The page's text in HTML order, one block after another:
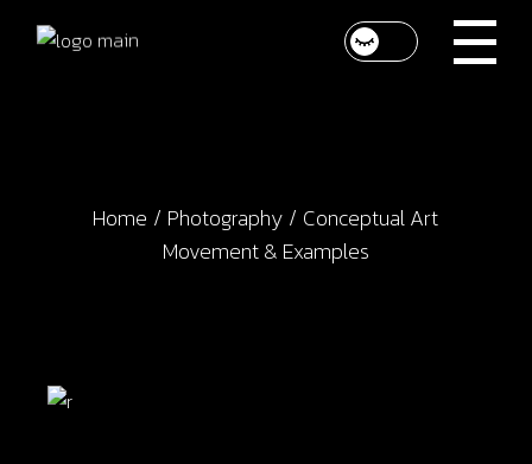
Home Photography
Conceptual Art
Movement & Examples